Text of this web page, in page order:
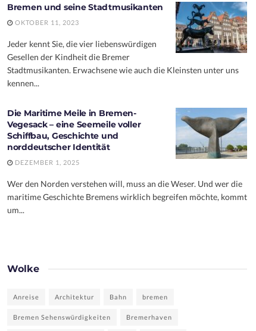
Bremen und seine Stadtmusikanten
OKTOBER 11, 2023
Jeder kennt Sie, die vier liebenswürdigen
Gesellen der Kindheit die Bremer
Stadtmusikanten. Erwachsene wie auch die Kleinsten unter uns
kennen...
Die Maritime Meile in Bremen-
Vegesack – eine Seemeile voller
Schiffbau, Geschichte und
norddeutscher Identität
DEZEMBER 1, 2025
Wer den Norden verstehen will, muss an die Weser. Und wer die
maritime Geschichte Bremens wirklich begreifen möchte, kommt
um...
Wolke
Anreise Architektur Bahn bremen
Bremen Sehenswürdigkeiten Bremerhaven